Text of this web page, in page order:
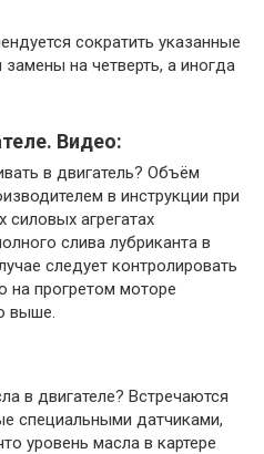
сократить указанные
на четверть, а иногда
Видео:
в двигатель? Объём
в инструкции при
силовых агрегатах
слива лубриканта в
следует контролировать
на прогретом моторе
выше.
в двигателе? Встречаются
специальными датчиками,
уровень масла в картере